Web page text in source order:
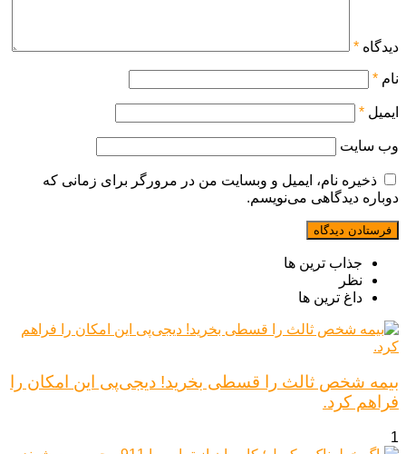
دیدگاه *
نام *
ایمیل *
وب‌ سایت
ذخیره نام، ایمیل و وبسایت من در مرورگر برای زمانی که
دوباره دیدگاهی می‌نویسم.
جذاب ترین ها
نظر
داغ ترین ها
بیمه شخص ثالث را قسطی بخرید! دیجی‌پی این امکان را
فراهم کرد.
1